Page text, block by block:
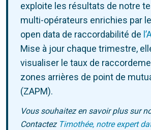
exploite les résultats de notre
multi-opérateurs enrichies par
open data de raccordabilité de
Mise à jour chaque trimestre,
visualiser le taux de
zones arrières de point de
(ZAPM).
Vous souhaitez en savoir plus sur
Contactez Timothée, notre expert